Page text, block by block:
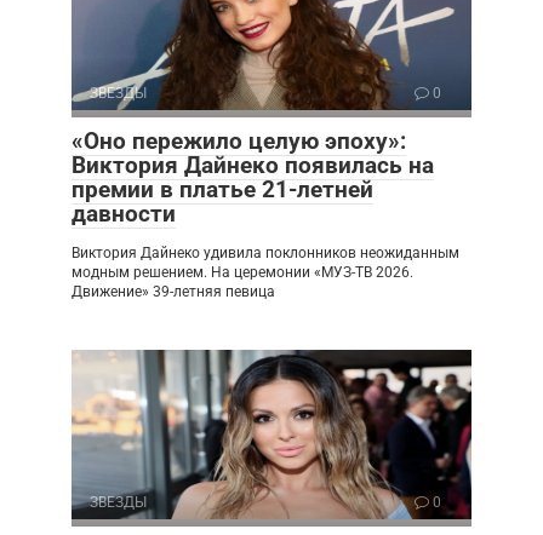
ЗВЕЗДЫ 0
«Оно пережило целую эпоху»:
Виктория Дайнеко появилась на
премии в платье 21-летней
давности
Виктория Дайнеко удивила поклонников неожиданным
модным решением. На церемонии «МУЗ-ТВ 2026.
Движение» 39-летняя певица
ЗВЕЗДЫ 0